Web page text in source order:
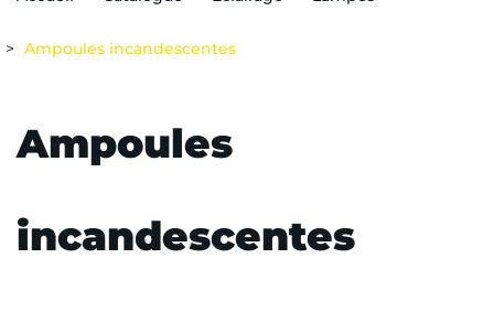
Ampoules incandescentes
Ampoules
incandescentes